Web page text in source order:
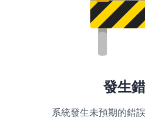
發生
系統發生未預期的錯